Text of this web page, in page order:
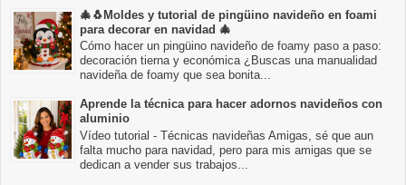
🎄🐧Moldes y tutorial de pingüino navideño en foami
para decorar en navidad 🎄
Cómo hacer un pingüino navideño de foamy paso a paso:
decoración tierna y económica ¿Buscas una manualidad
navideña de foamy que sea bonita...
Aprende la técnica para hacer adornos navideños con
aluminio
Vídeo tutorial - Técnicas navideñas Amigas, sé que aun
falta mucho para navidad, pero para mis amigas que se
dedican a vender sus trabajos...